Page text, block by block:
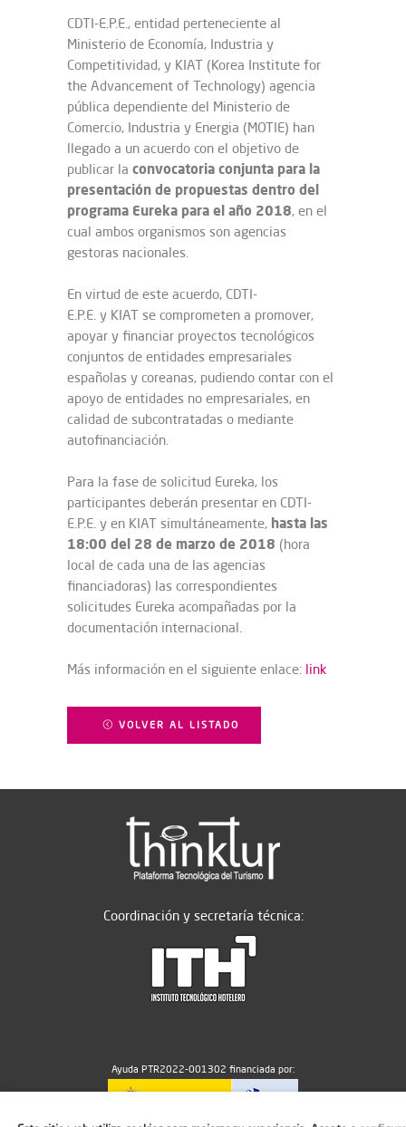
CDTI-E.P.E., entidad perteneciente al
Ministerio de Economía, Industria y
Competitividad, y KIAT (Korea Institute for
the Advancement of Technology) agencia
pública dependiente del Ministerio de
Comercio, Industria y Energia (MOTIE) han
llegado a un acuerdo con el objetivo de
publicar la convocatoria conjunta para la
presentación de propuestas dentro del
programa Eureka para el año 2018, en el
cual ambos organismos son agencias
gestoras nacionales.
En virtud de este acuerdo, CDTI-
E.P.E. y KIAT se comprometen a promover,
apoyar y financiar proyectos tecnológicos
conjuntos de entidades empresariales
españolas y coreanas, pudiendo contar con el
apoyo de entidades no empresariales, en
calidad de subcontratadas o mediante
autofinanciación.
Para la fase de solicitud Eureka, los
participantes deberán presentar en CDTI-
E.P.E. y en KIAT simultáneamente, hasta las
18:00 del 28 de marzo de 2018 (hora
local de cada una de las agencias
financiadoras) las correspondientes
solicitudes Eureka acompañadas por la
documentación internacional.
Más información en el siguiente enlace: link
VOLVER AL LISTADO
Coordinación y secretaría técnica:
Ayuda PTR2022-001302 financiada por: